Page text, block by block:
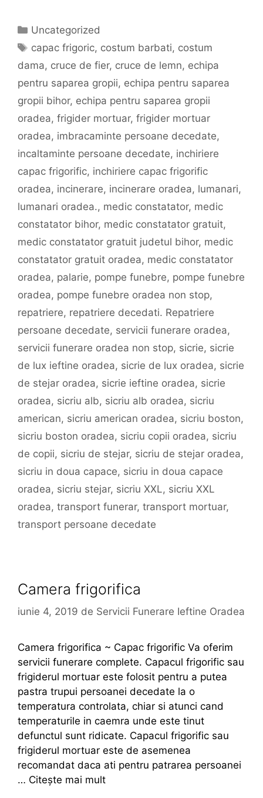
Categorii
Uncategorized
Etichete
capac frigoric, costum barbati, costum
dama, cruce de fier, cruce de lemn, echipa
pentru saparea gropii, echipa pentru saparea
gropii bihor, echipa pentru saparea gropii
oradea, frigider mortuar, frigider mortuar
oradea, imbracaminte persoane decedate,
incaltaminte persoane decedate, inchiriere
capac frigorific, inchiriere capac frigorific
oradea, incinerare, incinerare oradea, lumanari,
lumanari oradea., medic constatator, medic
constatator bihor, medic constatator gratuit,
medic constatator gratuit judetul bihor, medic
constatator gratuit oradea, medic constatator
oradea, palarie, pompe funebre, pompe funebre
oradea, pompe funebre oradea non stop,
repatriere, repatriere decedati. Repatriere
persoane decedate, servicii funerare oradea,
servicii funerare oradea non stop, sicrie, sicrie
de lux ieftine oradea, sicrie de lux oradea, sicrie
de stejar oradea, sicrie ieftine oradea, sicrie
oradea, sicriu alb, sicriu alb oradea, sicriu
american, sicriu american oradea, sicriu boston,
sicriu boston oradea, sicriu copii oradea, sicriu
de copii, sicriu de stejar, sicriu de stejar oradea,
sicriu in doua capace, sicriu in doua capace
oradea, sicriu stejar, sicriu XXL, sicriu XXL
oradea, transport funerar, transport mortuar,
transport persoane decedate
Camera frigorifica
iunie 4, 2019 de Servicii Funerare Ieftine Oradea
Camera frigorifica ~ Capac frigorific Va oferim
servicii funerare complete. Capacul frigorific sau
frigiderul mortuar este folosit pentru a putea
pastra trupui persoanei decedate la o
temperatura controlata, chiar si atunci cand
temperaturile in caemra unde este tinut
defunctul sunt ridicate. Capacul frigorific sau
frigiderul mortuar este de asemenea
recomandat daca ati pentru patrarea persoanei
… Citește mai mult